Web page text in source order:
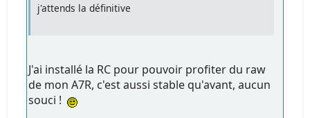
j'attends la définitive
J'ai installé la RC pour pouvoir profiter du raw
de mon A7R, c'est aussi stable qu'avant, aucun
souci !